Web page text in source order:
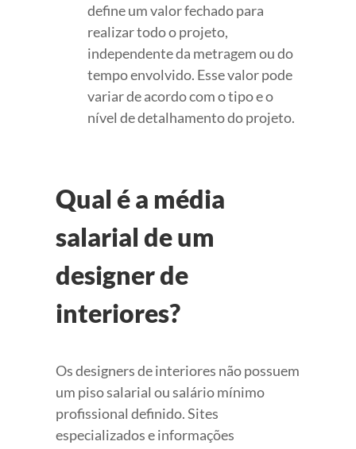
define um valor fechado para
realizar todo o projeto,
independente da metragem ou do
tempo envolvido. Esse valor pode
variar de acordo com o tipo e o
nível de detalhamento do projeto.
Qual é a média
salarial de um
designer de
interiores?
Os designers de interiores não possuem
um piso salarial ou salário mínimo
profissional definido. Sites
especializados e informações